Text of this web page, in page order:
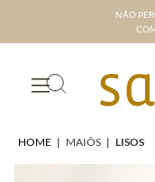
NÃO
HOME | MAIÔS | LISOS